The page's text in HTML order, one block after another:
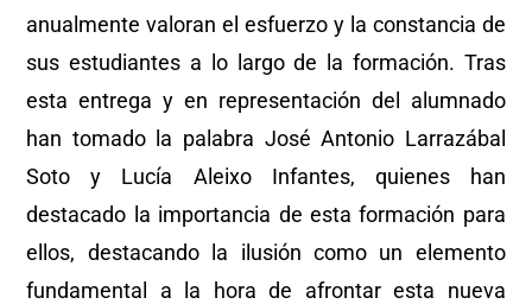
anualmente valoran el esfuerzo y la constancia de
sus estudiantes a lo largo de la formación. Tras
esta entrega y en representación del alumnado
han tomado la palabra José Antonio Larrazábal
Soto y Lucía Aleixo Infantes, quienes han
destacado la importancia de esta formación para
ellos, destacando la ilusión como un elemento
fundamental a la hora de afrontar esta nueva